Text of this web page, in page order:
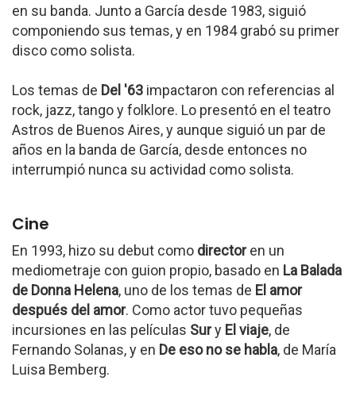
en su banda. Junto a García desde 1983, siguió
componiendo sus temas, y en 1984 grabó su primer
disco como solista.
Los temas de Del '63 impactaron con referencias al
rock, jazz, tango y folklore. Lo presentó en el teatro
Astros de Buenos Aires, y aunque siguió un par de
años en la banda de García, desde entonces no
interrumpió nunca su actividad como solista.
Cine
En 1993, hizo su debut como directoren un
mediometraje con guion propio, basado en La Balada
de Donna Helena, uno de los temas de El amor
después del amor. Como actor tuvo pequeñas
incursiones en las películas Sury El viaje, de
Fernando Solanas, y en De eso no se habla, de María
Luisa Bemberg.